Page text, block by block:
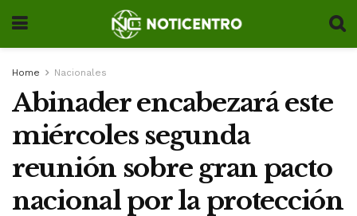
Home Nacionales
Abinader encabezará este
miércoles segunda
reunión sobre gran pacto
nacional por la protección